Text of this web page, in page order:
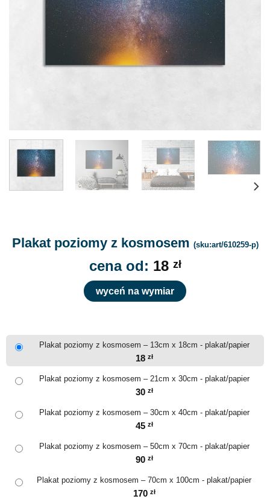
Plakat poziomy z kosmosem (sku:art/610259-p)
cena od: 18 zł
wyceń na wymiar
Plakat poziomy z kosmosem – 13cm x 18cm - plakat/papier
18 zł
Plakat poziomy z kosmosem – 21cm x 30cm - plakat/papier
30 zł
Plakat poziomy z kosmosem – 30cm x 40cm - plakat/papier
45 zł
Plakat poziomy z kosmosem – 50cm x 70cm - plakat/papier
90 zł
Plakat poziomy z kosmosem – 70cm x 100cm - plakat/papier
170 zł